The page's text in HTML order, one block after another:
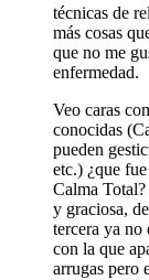
técnicas de
más cosas
que no me
enfermedad.
Veo caras
conocidas
pueden
etc.) ¿que
Calma
y graciosa,
tercera ya no
con la que
arrugas pero